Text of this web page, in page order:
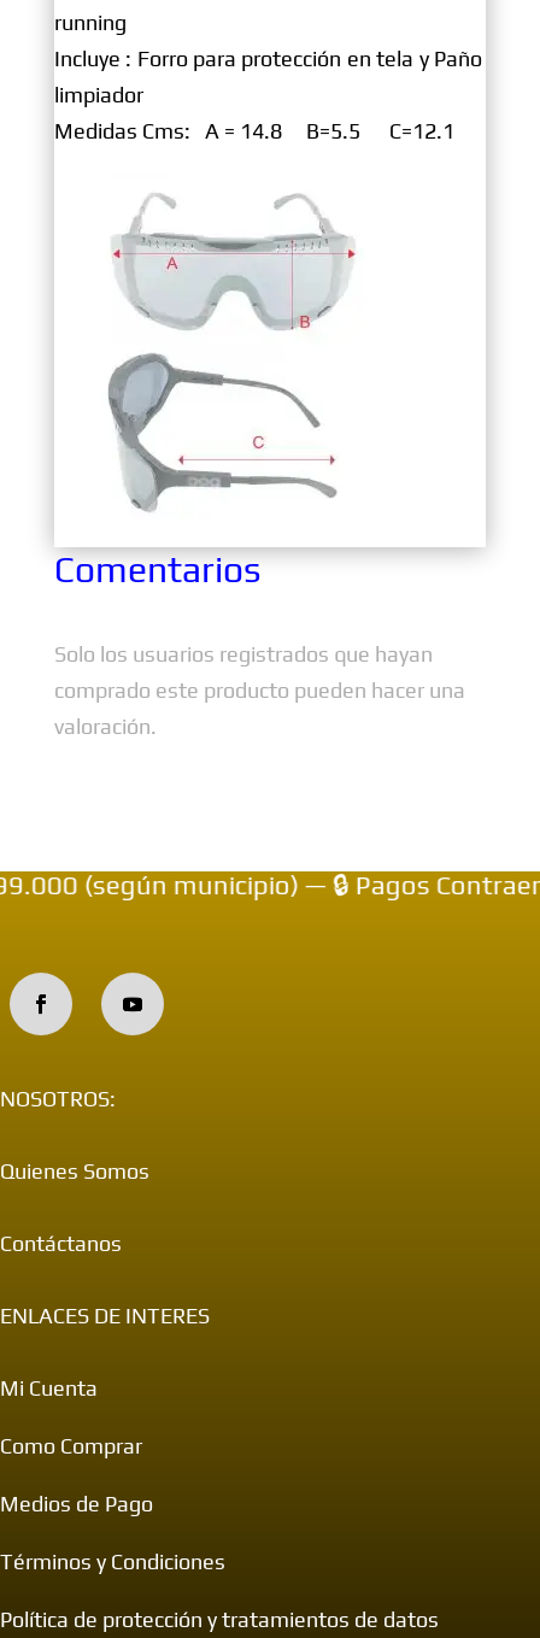
running
Incluye : Forro para protección en tela y Paño
limpiador
Medidas Cms: A = 14.8 B=5.5 C=12.1
Comentarios
Solo los usuarios registrados que hayan
comprado este producto pueden hacer una
valoración.
(según municipio) — 🔒 Pagos
NOSOTROS:
Quienes Somos
Contáctanos
ENLACES DE INTERES
Mi Cuenta
Como Comprar
Medios de Pago
Términos y Condiciones
Política de protección y tratamientos de datos